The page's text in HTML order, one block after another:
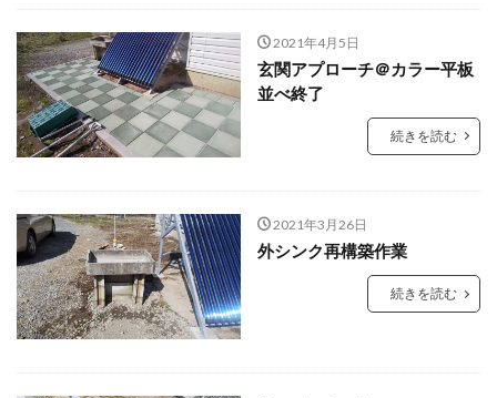
2021年4月5日
玄関アプローチ＠カラー平板
並べ終了
続きを読む
2021年3月26日
外シンク再構築作業
続きを読む